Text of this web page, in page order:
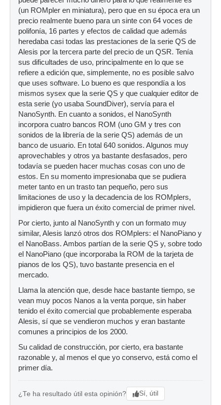
(un ROMpler en miniatura), pero que en su época era un
precio realmente bueno para un sinte con 64 voces de
polifonía, 16 partes y efectos de calidad que además
heredaba casi todas las prestaciones de la serie QS de
Alesis por la tercera parte del precio de un QSR. Tenía
sus dificultades de uso, principalmente en lo que se
refiere a edición que, simplemente, no es posible salvo
que uses software. Lo bueno es que respondía a los
mismos sysex que la serie QS y que cualquier editor de
esta serie (yo usaba SoundDiver), servía para el
NanoSynth. En cuanto a sonidos, el NanoSynth
incorpora cuatro bancos ROM (uno GM y tres con
sonidos de la librería de la serie QS) además de un
banco de usuario. En total 640 sonidos. Algunos muy
aprovechables y otros ya bastante desfasados, pero
todavía se pueden hacer muchas cosas con uno de
estos. En su momento impresionaba que se pudiera
meter tanto en un trasto tan pequeño, pero sus
limitaciones de uso y la decadencia de los ROMplers,
impidieron que fuera un éxito comercial de primer nivel.
Por cierto, junto al NanoSynth y con un formato muy
similar, Alesis lanzó otros dos ROMplers: el NanoPiano y
el NanoBass. Ambos partían de la serie QS y, sobre todo
el NanoPiano (que incorporaba la ROM de la tarjeta de
pianos de los QS), tuvo bastante presencia en el
mercado.
Llama la atención que, desde hace bastante tiempo, se
vean muy pocos Nanos a la venta porque, sin haber
tenido el éxito comercial que probablemente esperaba
Alesis, sí que se vendieron muchos y eran bastante
comunes a principios de los 2000.
Su calidad de construcción, por cierto, era bastante
razonable y, al menos el que yo conservo, está como el
primer día.
¿Te ha resultado útil esta opinión? Sí, útil